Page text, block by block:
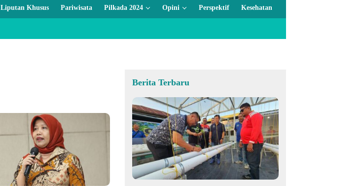
Liputan Khusus Pariwisata Pilkada 2024 Opini Perspektif Kesehatan
Berita Terbaru